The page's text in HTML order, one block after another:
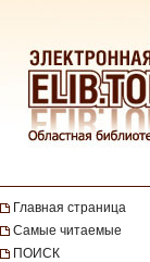
Главная страница
Самые читаемые
ПОИСК